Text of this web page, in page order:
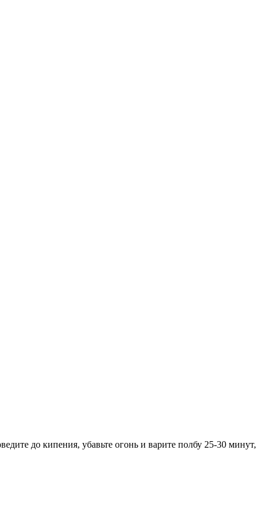
до кипения, убавьте огонь и варите полбу 25-30 минут,